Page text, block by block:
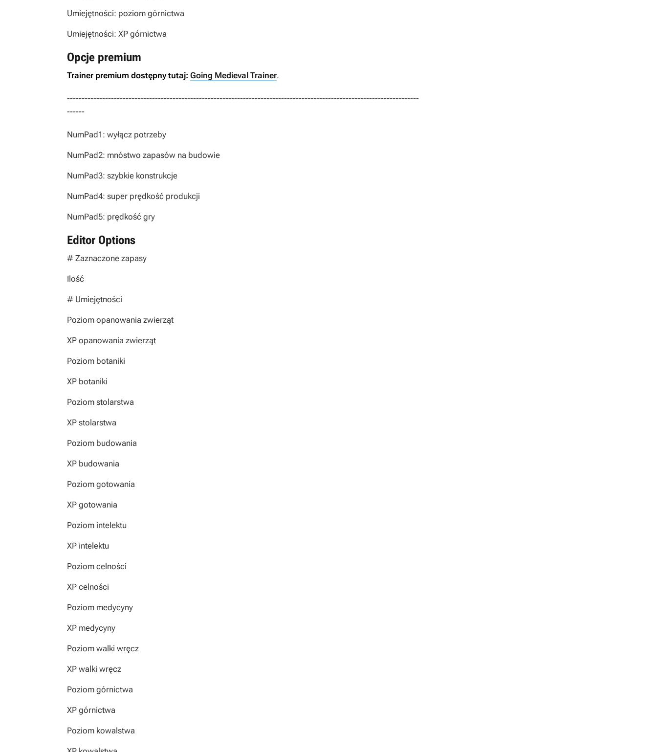
Umiejętności: poziom górnictwa
Umiejętności: XP górnictwa
Opcje premium
Trainer premium dostępny tutaj: Going Medieval Trainer.
------------------------------------------------------------------------------------------------------------------------
------
NumPad1: wyłącz potrzeby
NumPad2: mnóstwo zapasów na budowie
NumPad3: szybkie konstrukcje
NumPad4: super prędkość produkcji
NumPad5: prędkość gry
Editor Options
# Zaznaczone zapasy
Ilość
# Umiejętności
Poziom opanowania zwierząt
XP opanowania zwierząt
Poziom botaniki
XP botaniki
Poziom stolarstwa
XP stolarstwa
Poziom budowania
XP budowania
Poziom gotowania
XP gotowania
Poziom intelektu
XP intelektu
Poziom celności
XP celności
Poziom medycyny
XP medycyny
Poziom walki wręcz
XP walki wręcz
Poziom górnictwa
XP górnictwa
Poziom kowalstwa